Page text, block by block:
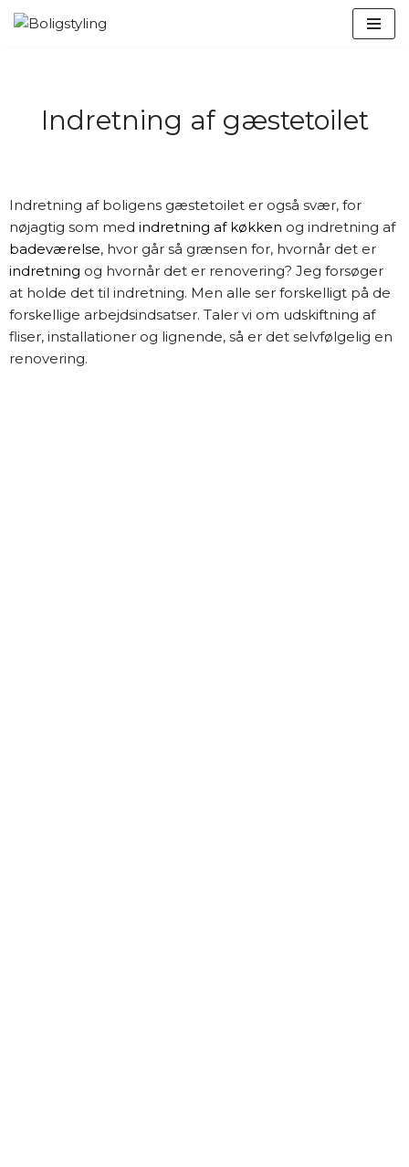
Indretning af gæstetoilet
Indretning af boligens gæstetoilet er også svær, for
nøjagtig som med indretning af køkken og indretning af
badeværelse, hvor går så grænsen for, hvornår det er
indretning og hvornår det er renovering? Jeg forsøger
at holde det til indretning. Men alle ser forskelligt på de
forskellige arbejdsindsatser. Taler vi om udskiftning af
fliser, installationer og lignende, så er det selvfølgelig en
renovering.